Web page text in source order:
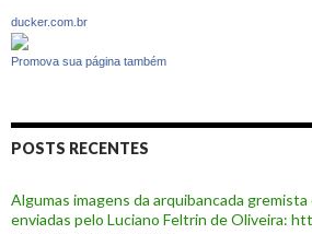
ducker.com.br
Promova sua página também
POSTS RECENTES
Algumas imagens da arquibancada
enviadas pelo Luciano Feltrin de Oliveira: